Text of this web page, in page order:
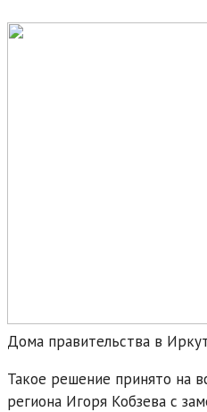
Дома правительства в
Такое решение принято на
региона Игоря Кобзева с